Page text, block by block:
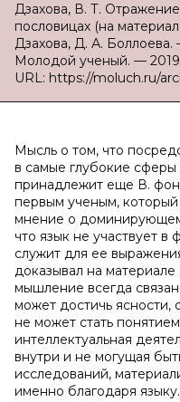
Дзахова, В. Т.
пословицах (на
Дзахова, Д. А.
Молодой ученый. —
URL: https://moluch.ru/
Мысль о том, что
в самые глубокие
принадлежит еще В. фон
первым ученым,
мнение о
что язык не участвует
служит для ее
доказывал на материале
мышление всегда
может достичь ясности,
не может стать
интеллектуальная
внутри и не могущая
исследований,
именно благодаря языку.